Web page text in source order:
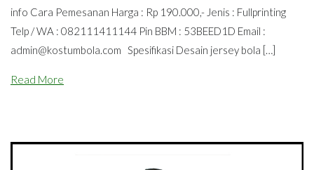
info Cara Pemesanan Harga : Rp 190.000,- Jenis : Fullprinting
Telp / WA : 082111411144 Pin BBM : 53BEED1D Email :
admin@kostumbola.com Spesifikasi Desain jersey bola […]
Read More